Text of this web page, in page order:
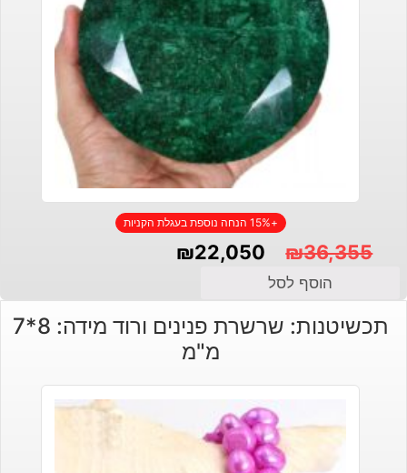
+15% הנחה נוספת בעגלת הקניות
₪36,355
המקורי
היה:
₪22,050
הנוכחי
הוא:
הוסף לסל
תכשיטנות: שרשרת פנינים ורוד מידה: 8*7
מ"מ